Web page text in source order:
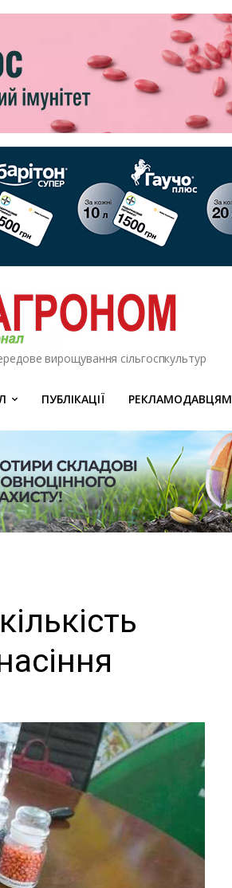
вирощування сільгоспкультур
ПУБЛІКАЦІЇ РЕКЛАМОДАВЦЯМ